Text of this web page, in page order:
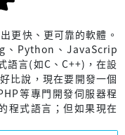
更快、更可靠的軟體。
、Python、JavaScrip
語言(如C、C++)，在設
比說，現在要開發一個
等專門開發伺服器程
程式語言；但如果現在